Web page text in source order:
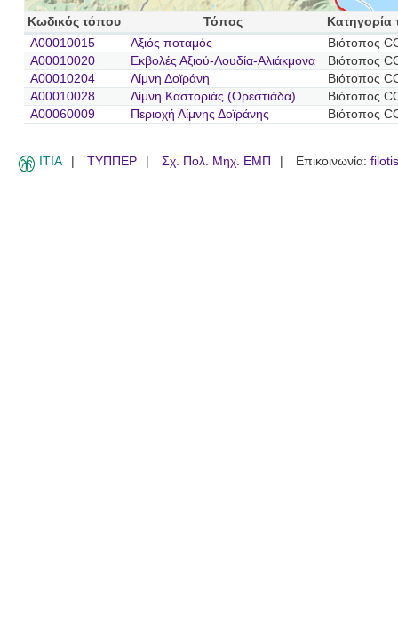
Κωδικός τόπου Τόπος
Κατηγορία
A00010015
Αξιός ποταμός
Βιότοπος
A00010020
Εκβολές Αξιού-Λουδία-Αλιάκμονα
Βιότοπος
A00010204
Λίμνη Δοϊράνη
Βιότοπος
A00010028
Λίμνη Καστοριάς (Ορεστιάδα)
Βιότοπος
A00060009
Περιοχή Λίμνης Δοϊράνης Βιότοπος
ITIA ΤΥΠΠΕΡ Σχ. Πολ. Μηχ. ΕΜΠ Επικοινωνία: